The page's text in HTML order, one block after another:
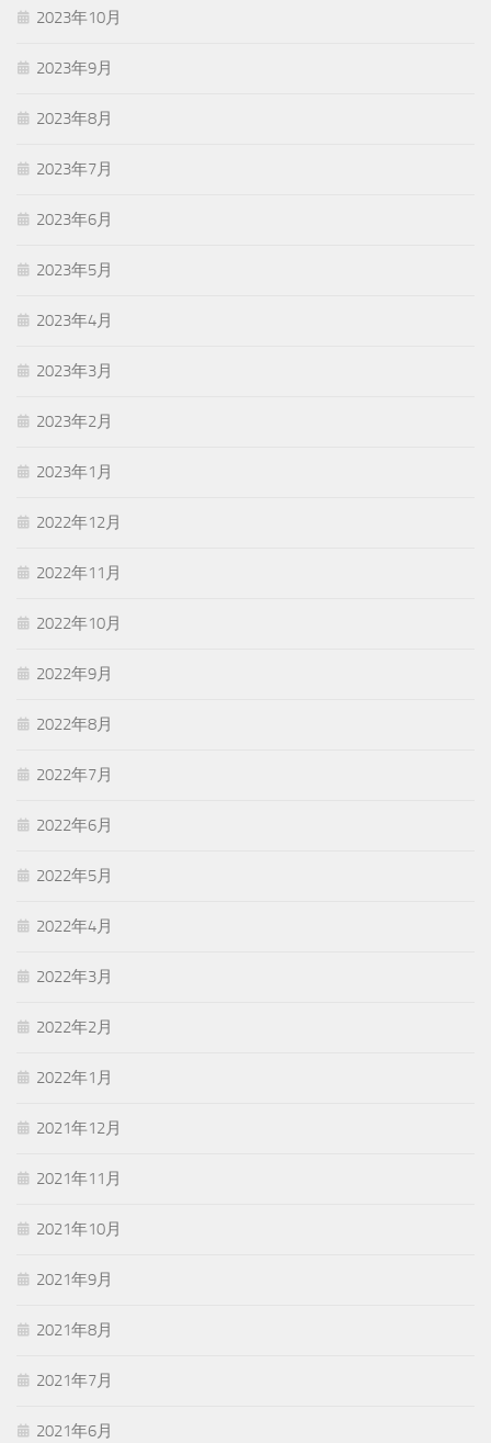
2023年10月
2023年9月
2023年8月
2023年7月
2023年6月
2023年5月
2023年4月
2023年3月
2023年2月
2023年1月
2022年12月
2022年11月
2022年10月
2022年9月
2022年8月
2022年7月
2022年6月
2022年5月
2022年4月
2022年3月
2022年2月
2022年1月
2021年12月
2021年11月
2021年10月
2021年9月
2021年8月
2021年7月
2021年6月